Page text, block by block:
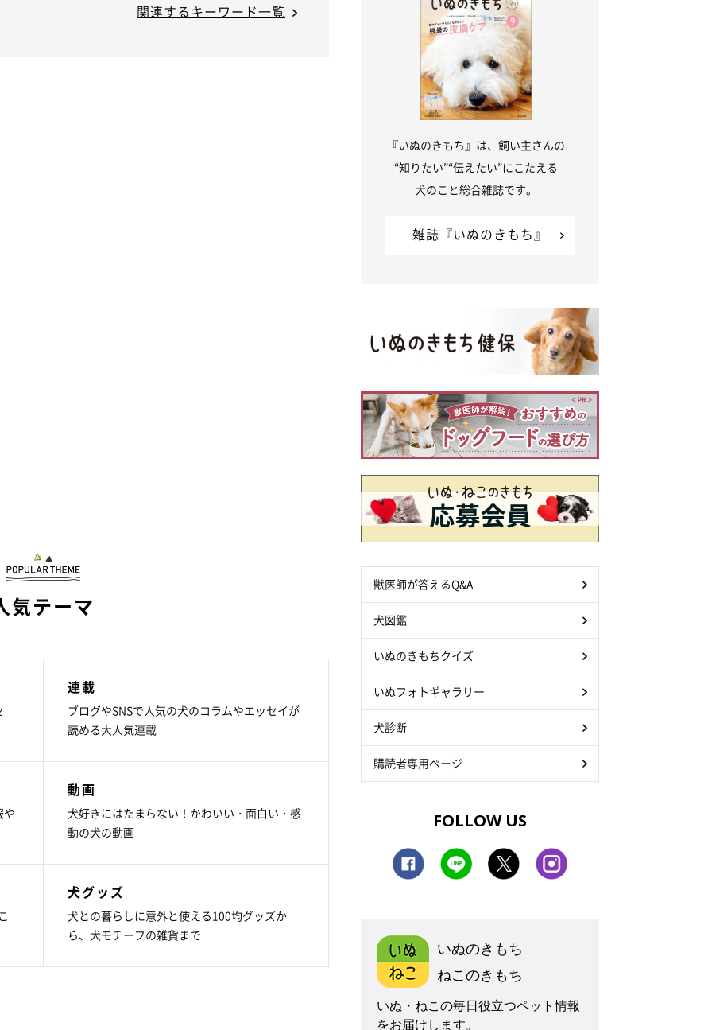
関連するキーワード一覧
気テーマ
連載
ブログやSNSで人気の犬のコラムやエッセイが
読める大人気連載
や
動画
犬好きにはたまらない！かわいい・面白い・感
動の犬の動画
犬グッズ
犬との暮らしに意外と使える100均グッズか
ら、犬モチーフの雑貨まで
『いぬのきもち』は、飼い主さんの
“知りたい”“伝えたい”にこたえる
犬のこと総合雑誌です。
雑誌『いぬのきもち』
獣医師が答えるQ&A
犬図鑑
いぬのきもちクイズ
いぬフォトギャラリー
犬診断
購読者専用ページ
FOLLOW US
いぬのきもち
ねこのきもち
いぬ・ねこの毎日役立つペット情報
をお届けします。